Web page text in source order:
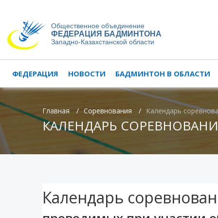
Общественное объединение
ФЕДЕРАЦИЯ БАДМИНТОНА
Западно-Казахстанской области
ФЕДЕРАЦИЯ НОВОСТИ БАДМИНТОН В ОБЛАСТИ
Главная / Соревнования / Календарь
КАЛЕНДАРЬ
Календарь